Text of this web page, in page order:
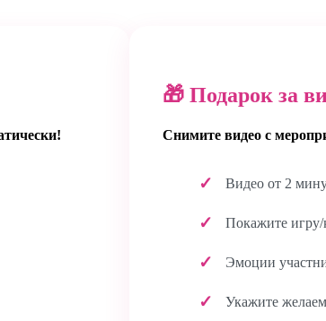
🎁 Подарок за
Снимите видео с
Видео от 2
Покажите игру/
Эмоции
Укажите